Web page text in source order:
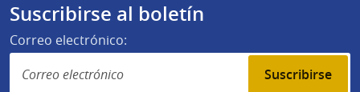
Suscribirse al boletín
Correo electrónico:
Suscribirse